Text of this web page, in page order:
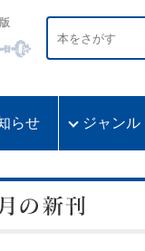
らせ ジャンル